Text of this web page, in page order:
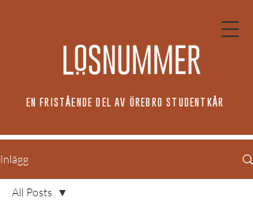
EN FRISTÅENDE DEL AV ÖREBRO STUDENTKÅR
Inlägg
All Posts